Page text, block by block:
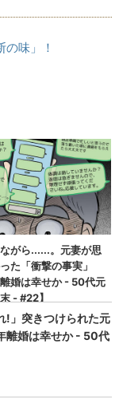
味」！